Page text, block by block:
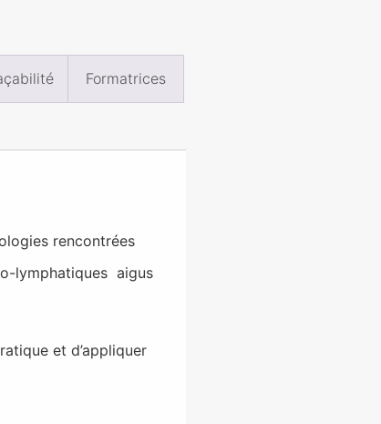
Formatrices
rencontrées
lymphatiques aigus
et d’appliquer